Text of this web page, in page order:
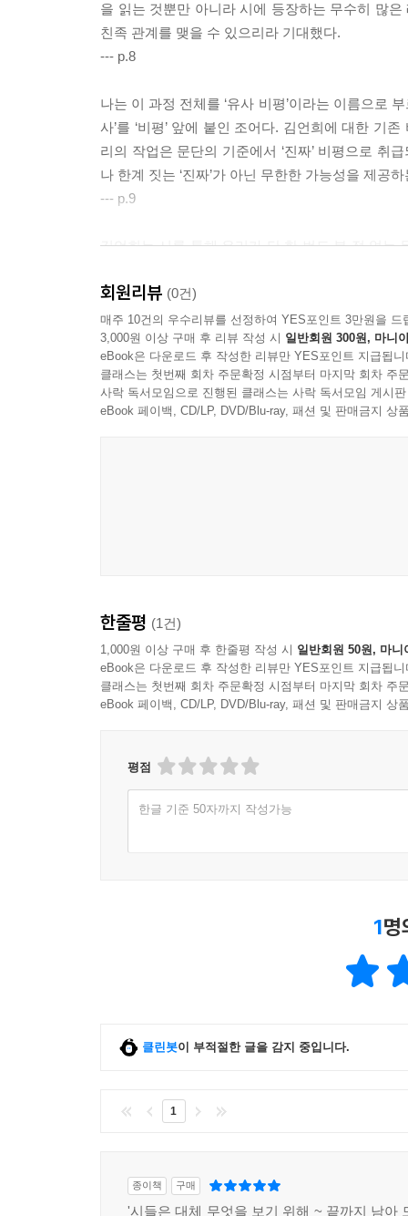
을 읽는 것뿐만 아니라 시에 등장하는 무수히 많
친족 관계를 맺을 수 있으리라 기대했다.
--- p.8
나는 이 과정 전체를 ‘유사 비평’이라는 이름으로
사’를 ‘비평’ 앞에 붙인 조어다. 김언희에 대한 기
리의 작업은 문단의 기준에서 ‘진짜’ 비평으로 취
나 한계 짓는 ‘진짜’가 아닌 무한한 가능성을 제공
--- p.9
김언희는 시를 통해 우리가 단 한 번도 본 적 없는
으로 먼저 거기에 존재하는 김언희의 시는, 필자
도 남김없이 먹어 치우라고. 그래서 우리는 그렇게
--- p.10
글쓰기의 ‘나’와 관련된 또 다른 문제는 신체이기
때마다 여기저기 살이 접히는 이 몸에 갇힌 채로
--- p.63
시는 모르는 사이에 저 스스로 시가 된다는 말은
도박과 같은 것이라는 말일지도 모른다. 이 말은
실재의 세계에는 “시작도 끝도 없”(「오늘도 어
의 이후를, 시간의 바깥을, 언어가 없는 곳을 떠
시집이 내게 주문한다. 밥그릇에 담긴 시편들이
가시오. 그리고 그 속에 펼쳐져 보이는 세상을 내
뒤집어지고 넘치는 관계란 이를테면 훌륭한 예술
기른 것 같다.
회원리뷰 (0건)
매주 10건의 우수리뷰를 선정하여 YES포인트 3만원을 드
3,000원 이상 구매 후 리뷰 작성 시 일반회원 300원, 마니
eBook은 다운로드 후 작성한 리뷰만 YES포인트 지급됩니
클래스는 첫번째 회차 주문확정 시점부터 마지막 회차 주
사락 독서모임으로 진행된 클래스는 사락 독서모임 게시
eBook 페이백, CD/LP, DVD/Blu-ray, 패션 및 판매금지 상
한줄평 (1건)
1,000원 이상 구매 후 한줄평 작성 시 일반회원 50원, 마니
eBook은 다운로드 후 작성한 리뷰만 YES포인트 지급됩니
클래스는 첫번째 회차 주문확정 시점부터 마지막 회차 주
eBook 페이백, CD/LP, DVD/Blu-ray, 패션 및 판매금지 상
평점
한글 기준 50자까지 작성가능
1명
클린봇이 부적절한 글을 감지 중입니다.
1
종이책 구매
'시들은 대체 무엇을 보기 위해 ~ 끝까지 남아